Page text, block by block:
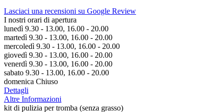
Lasciaci una recensioni su Google Review
I nostri orari di apertura
lunedì 9.30 - 13.00, 16.00 - 20.00
martedì 9.30 - 13.00, 16.00 - 20.00
mercoledì 9.30 - 13.00, 16.00 - 20.00
giovedì 9.30 - 13.00, 16.00 - 20.00
venerdì 9.30 - 13.00, 16.00 - 20.00
sabato 9.30 - 13.00, 16.00 - 20.00
domenica Chiuso
Dettagli
Altre Informazioni
kit di pulizia per tromba (senza grasso)